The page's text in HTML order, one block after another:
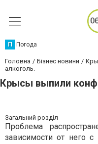
П Погода
Головна Бізнес новини
алкоголь.
Крысы выпили
Загальний розділ
Проблема
зависимости от него